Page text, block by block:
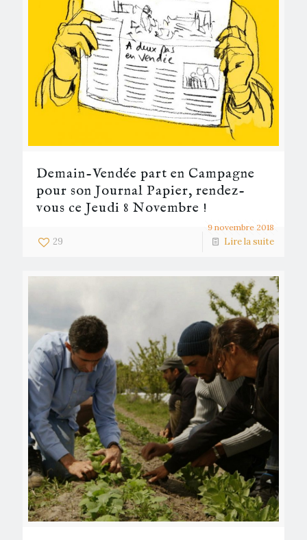
9 novembre 2018
Demain-Vendée part en Campagne
pour son Journal Papier, rendez-
vous ce Jeudi 8 Novembre !
29 Lire la suite